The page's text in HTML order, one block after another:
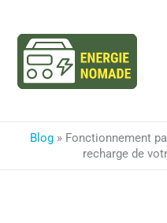
contenu
Blog » Fonctionnement
recharge de